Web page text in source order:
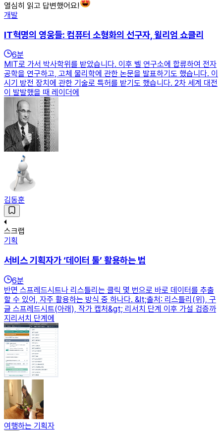
열심히 읽고 답변했어요!
개발
IT혁명의 영웅들: 컴퓨터 소형화의 선구자, 윌리엄 쇼클리
6분
MIT로 가서 박사학위를 받았습니다. 이후 벨 연구소에 합류하여 전자
공학을 연구하고, 고체 물리학에 관한 논문을 발표하기도 했습니다. 이
시기 방전 장치에 관한 기술로 특허를 받기도 했습니다. 2차 세계 대전
이 발발했을 때 레이더에
김동훈
스크랩
기획
서비스 기획자가 ‘데이터 툴’ 활용하는 법
6분
반면 스프레드시트나 리스틀리는 클릭 몇 번으로 바로 데이터를 추출
할 수 있어, 자주 활용하는 방식 중 하나다. &lt;출처: 리스틀리(위), 구
글 스프레드시트(아래), 작가 캡처&gt; 리서치 단계 이후 가설 검증까
지리서치 단계에
여행하는 기획자